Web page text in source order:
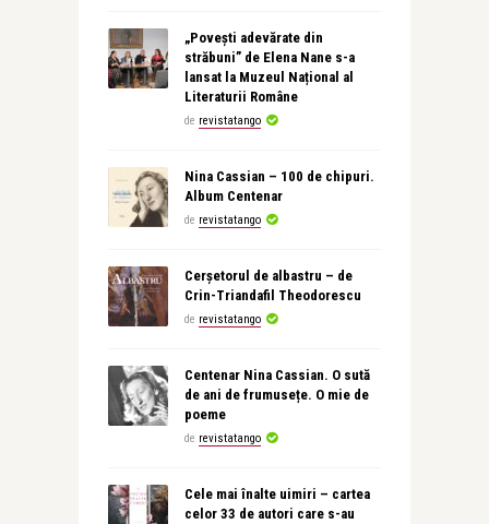
„Povești adevărate din
străbuni” de Elena Nane s-a
lansat la Muzeul Național al
Literaturii Române
de revistatango
Nina Cassian – 100 de chipuri.
Album Centenar
de revistatango
Cerșetorul de albastru – de
Crin-Triandafil Theodorescu
de revistatango
Centenar Nina Cassian. O sută
de ani de frumusețe. O mie de
poeme
de revistatango
Cele mai înalte uimiri – cartea
celor 33 de autori care s-au